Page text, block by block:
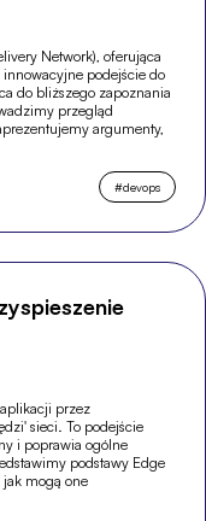
Network), oferująca
podejście do
do bliższego zapoznania
przegląd
argumenty,
#devops
przez
sieci. To podejście
i poprawia ogólne
podstawy Edge
jak mogą one